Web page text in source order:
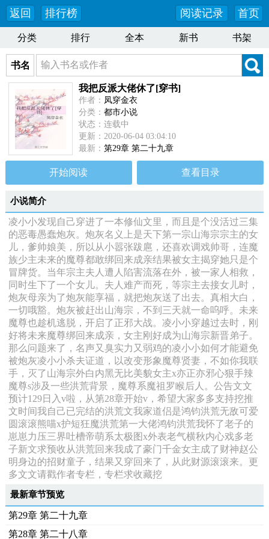
返回 排行榜 首页
阅读记录
分类 排行 全本 新书 书架
书名
我把反派大佬休了[穿书]
作者： 凤穿金衣
分类： 都市小说
状态：连载中
更新：2020-06-04 03:04:10
最新： 第29章 第二十九章
开始阅读 查看目录
小说简介
凌小小发现自己穿进了一本修仙文里，而且是个没活过三集
的恶毒愚蠢炮灰。炮灰名义上是天下第一宗山海宗宗主的女
儿，爹帅娘美，所以从小嚣张跋扈，还喜欢调戏帅哥，连魔
族少主未来的魔尊都敢绑回来成亲结果被女主揭穿她只是个
冒牌货。当年宗主夫人遭人陷害流落在外，被一家人相救，
同时生下了一个女儿。夫人难产而死，等宗主去接女儿时，
炮灰母亲为了炮灰能享福，就把炮灰送了出去。真相大白，
一切哦豁。炮灰被赶出山海宗，不到三天就一命呜呼。未来
魔尊也趁机逃脱，开启了正邪大战。凌小小穿越过去时，刚
好将未来魔尊绑回来成亲，女主刚好成为山海宗新晋弟子。
那么问题来了，名声又臭实力又弱鸡的凌小小如何才能避免
被炮灰凌小小杀夫证道，以改变形象魔尊贤妻，不如你我联
手，灭了山海宗外白内黑无比美貌女主x亦正亦邪心狠手辣
魔尊s涉及一些洪荒背景，魔尊系魔祖罗睺后人。公告文文
预计129日入v啦，从第28章开始v，希望大家多多支持挖推
文时间我自己已完结的洪荒文我家道侣是鸿钧洪荒无敌可爱
圆滚滚熊喵x护短狂魔洪荒第一大佬鸿钧洪荒我怀了老子的
崽崽力压三界吐槽帝萌系太极图x外表老气横秋内心戏多老
子新文求预收从洪荒回来我成了豪门千金女主成了财神赵公
明身边的招财童子，结果又穿回来了，从此财源滚滚来。更
多文文请戳作者专栏，专栏求收藏挖
最新章节预览
第29章 第二十九章
第28章 第二十八章